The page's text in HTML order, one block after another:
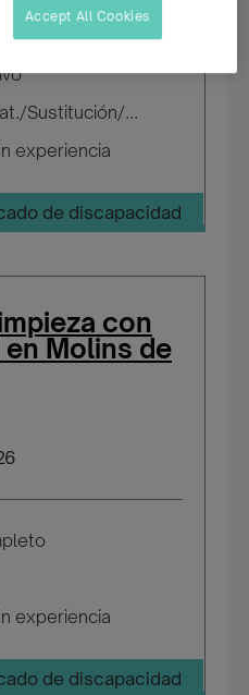
Sustitución/...
experiencia
de discapacidad
con
Molins de
experiencia
de discapacidad
Accept All Cookies